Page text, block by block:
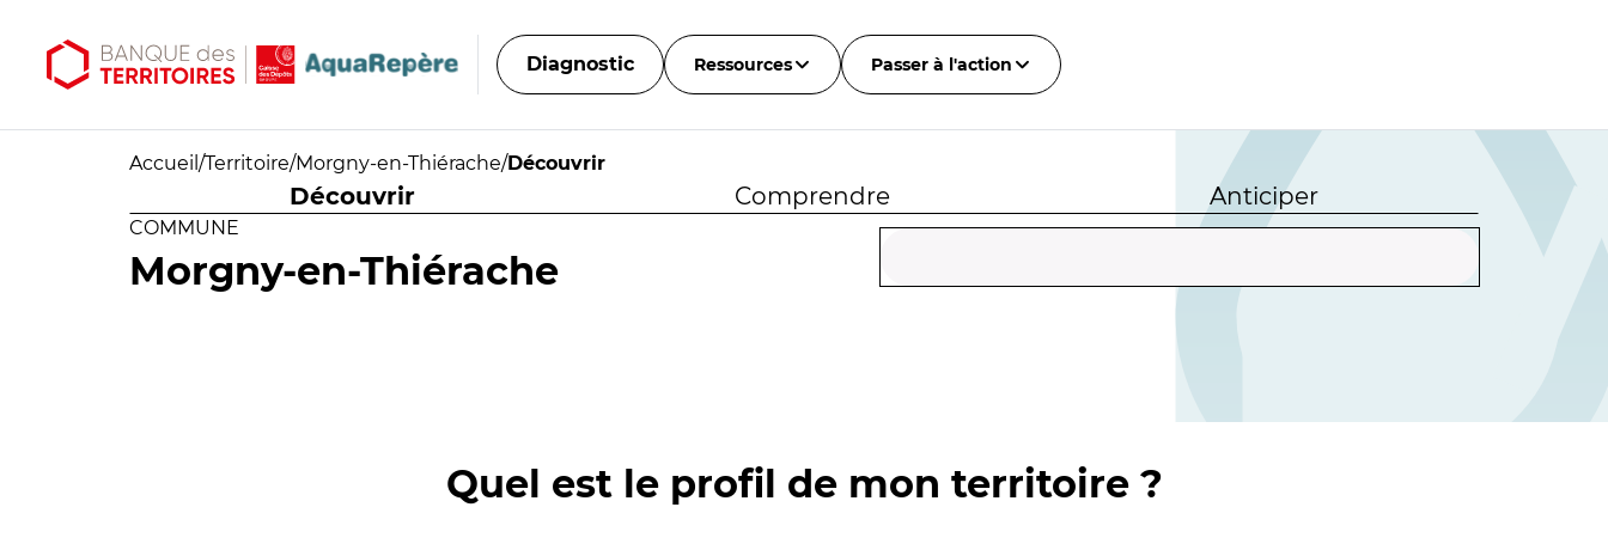
Diagnostic Ressources Passer à l'action
Accueil /Territoire/Morgny-en-Thiérache/Découvrir
Découvrir Comprendre Anticiper
COMMUNE
Morgny-en-Thiérache
Quel est le profil de mon territoire ?